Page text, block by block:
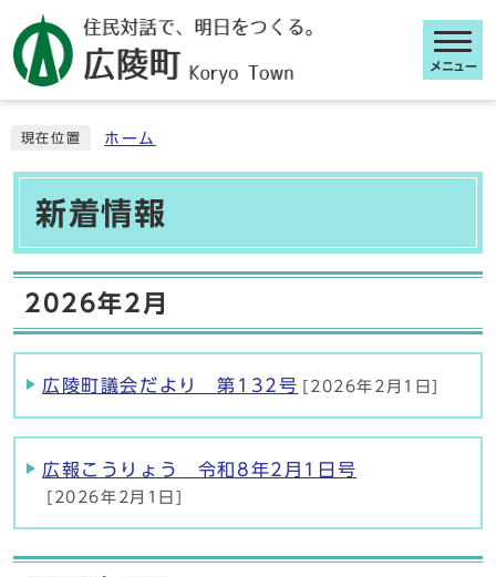
メニュー
現在位置 ホーム
新着情報
2026年2月
広陵町議会だより 第132号 [2026年2月1日]
広報こうりょう 令和8年2月1日号
[2026年2月1日]